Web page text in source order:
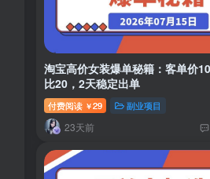
淘宝高价女装爆单秘籍：客单价
比20，2天稳定出单
付费阅读 ￥29 副业项目
23天前